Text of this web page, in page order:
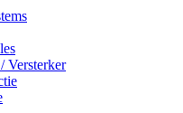
Versterker